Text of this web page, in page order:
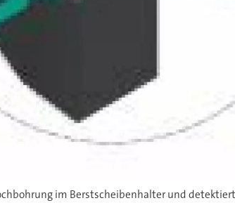
im Berstscheibenhalter und